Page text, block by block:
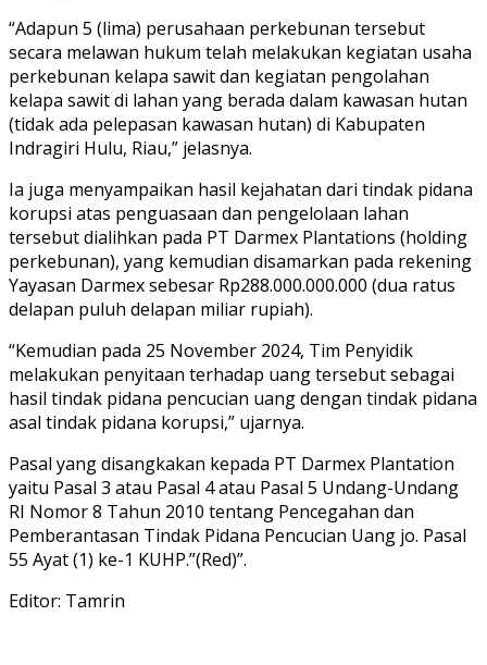
“Adapun 5 (lima) perusahaan perkebunan tersebut
secara melawan hukum telah melakukan kegiatan usaha
perkebunan kelapa sawit dan kegiatan pengolahan
kelapa sawit di lahan yang berada dalam kawasan hutan
(tidak ada pelepasan kawasan hutan) di Kabupaten
Indragiri Hulu, Riau,” jelasnya.
Ia juga menyampaikan hasil kejahatan dari tindak pidana
korupsi atas penguasaan dan pengelolaan lahan
tersebut dialihkan pada PT Darmex Plantations (holding
perkebunan), yang kemudian disamarkan pada rekening
Yayasan Darmex sebesar Rp288.000.000.000 (dua ratus
delapan puluh delapan miliar rupiah).
“Kemudian pada 25 November 2024, Tim Penyidik
melakukan penyitaan terhadap uang tersebut sebagai
hasil tindak pidana pencucian uang dengan tindak pidana
asal tindak pidana korupsi,” ujarnya.
Pasal yang disangkakan kepada PT Darmex Plantation
yaitu Pasal 3 atau Pasal 4 atau Pasal 5 Undang-Undang
RI Nomor 8 Tahun 2010 tentang Pencegahan dan
Pemberantasan Tindak Pidana Pencucian Uang jo. Pasal
55 Ayat (1) ke-1 KUHP.”(Red)”.
Editor: Tamrin